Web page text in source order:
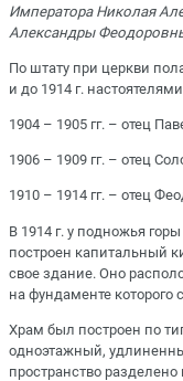
Императора Николая
Александры
По штату при церкви
и до 1914 г.
1904 – 1905 гг. – отец
1906 – 1909 гг. – отец
1910 – 1914 гг. – отец
В 1914 г. у подножья
построен капитальный
свое здание. Оно
на фундаменте которого
Храм был построен по
одноэтажный,
пространство